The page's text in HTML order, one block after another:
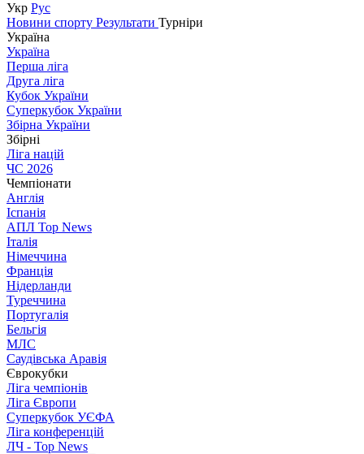
Укр Рус
Новини спорту Результати Турніри
Україна
Україна
Перша ліга
Друга ліга
Кубок України
Суперкубок України
Збірна України
Збірні
Ліга націй
ЧС 2026
Чемпіонати
Англія
Іспанія
АПЛ Top News
Італія
Німеччина
Франція
Нідерланди
Туреччина
Португалія
Бельгія
МЛС
Саудівська Аравія
Єврокубки
Ліга чемпіонів
Ліга Європи
Суперкубок УЄФА
Ліга конференцій
ЛЧ - Top News